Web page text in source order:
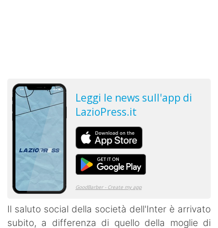
Il saluto social della società dell'Inter è arrivato
subito, a differenza di quello della moglie di